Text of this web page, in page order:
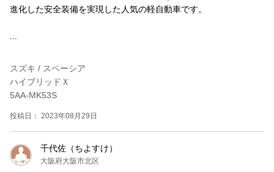
進化した安全装備を実現した人気の軽自動車です。
スズキ / スペーシア
ハイブリッドＸ
5AA-MK53S
投稿日： 2023年08月29日
千代佐（ちよすけ）
大阪府大阪市北区